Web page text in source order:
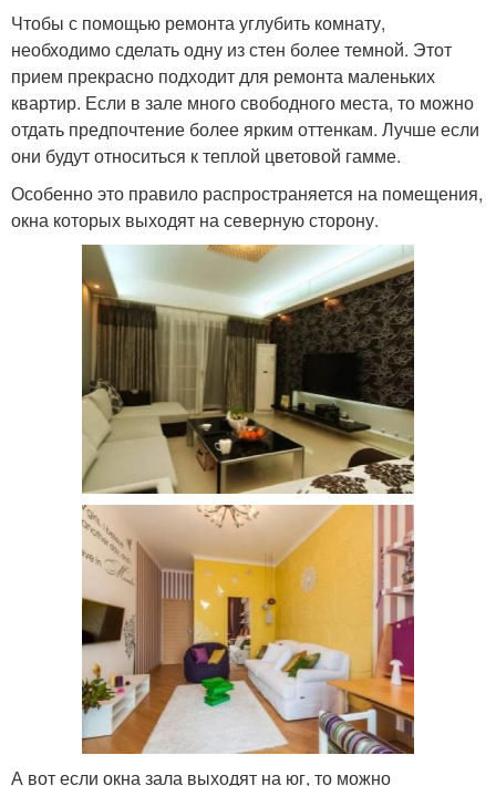
Чтобы с помощью ремонта углубить комнату,
необходимо сделать одну из стен более темной. Этот
прием прекрасно подходит для ремонта маленьких
квартир. Если в зале много свободного места, то можно
отдать предпочтение более ярким оттенкам. Лучше если
они будут относиться к теплой цветовой гамме.
Особенно это правило распространяется на помещения,
окна которых выходят на северную сторону.
А вот если окна зала выходят на юг, то можно